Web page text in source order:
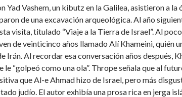
Yad Vashem, un kibutz en la Galilea, asistieron a
de una excavación arqueológica. Al año
visita, titulado “Viaje a la Tierra de Israel”. Al
de veinticinco años llamado Alí Khameini, quién
Irán. Al recordar esa conversación años después,
le “golpeó como una ola”. Thrope señala que al
que Al-e Ahmad hizo de Israel, pero más
judío. El autor exhibía una prosa rica en jerga